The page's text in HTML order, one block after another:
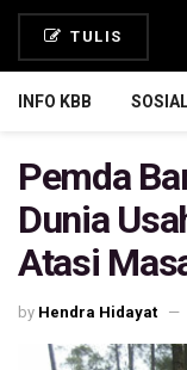
TULIS
INFO KBB
Pemda
Dunia
Atasi
by Hendra Hidayat